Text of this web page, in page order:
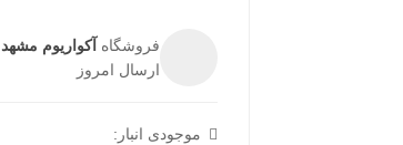
فروشگاه آکواریوم مشهد
ارسال امروز
موجودی انبار: